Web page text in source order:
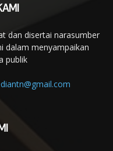
dan disertai narasumber
dalam menyampaikan
publik